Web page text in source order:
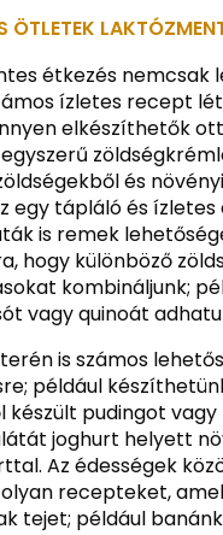
ÖTLETEK
étkezés nemcsak
ízletes recept
elkészíthetők
és
egy tápláló és ízletes
is remek
hogy különböző
kombináljunk;
vagy quinoát
is számos
például
készült pudingot vagy
joghurt helyett
Az édességek
recepteket,
tejet; például